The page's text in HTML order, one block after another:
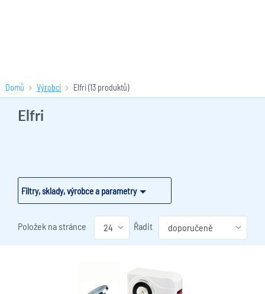
Domů Výrobci Elfri(13 produktů)
Filtry, sklady, výrobce a parametry
Elfri
Položek na stránce Řadit